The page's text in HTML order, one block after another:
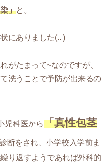
」と。
にありました(..;)
がたまって~なのですが、
洗うことで予防が出来るの
児科医から「真性包茎
断をされ、小学校入学前ま
り返すようであれば外科的